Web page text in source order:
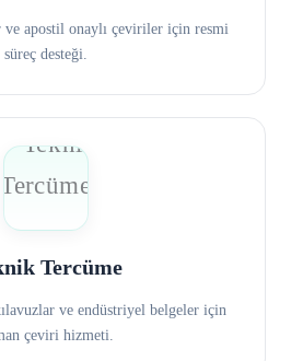
apostil onaylı çeviriler için resmi
süreç desteği.
Tercüme
ve endüstriyel belgeler için
çeviri hizmeti.